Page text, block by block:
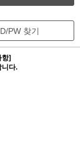
PW 찾기
]
다.